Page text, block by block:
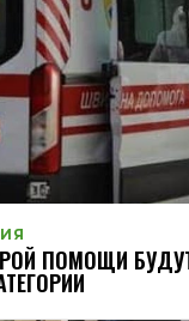
ПОМОЩИ